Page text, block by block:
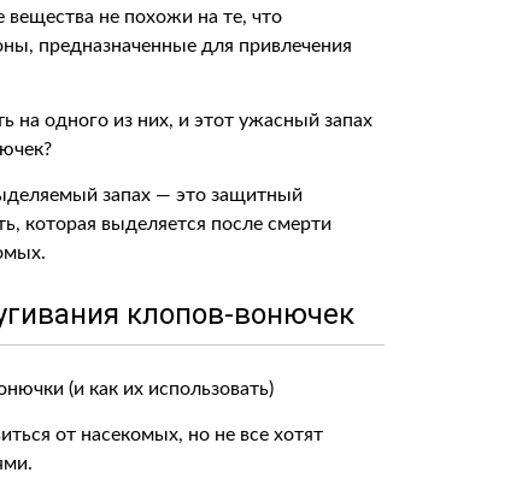
не похожи на те, что
предназначенные для привлечения
на одного из них, и этот ужасный запах
запах — это защитный
которая выделяется после смерти
клопов-вонючек
от насекомых, но не все хотят